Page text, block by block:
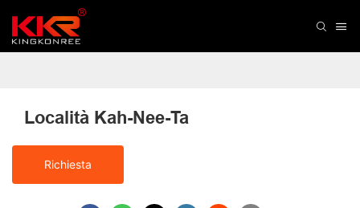
Località Kah-Nee-Ta
Richiesta